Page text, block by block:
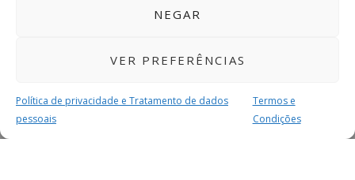
NEGAR
VER PREFERÊNCIAS
Política de privacidade e Tratamento de dados
pessoais
Termos e
Condições